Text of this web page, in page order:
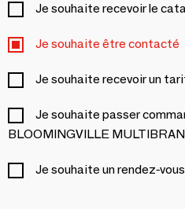
Je souhaite recevoir le
Je souhaite être contacté
Je souhaite recevoir un
Je souhaite passer
BLOOMINGVILLE
Je souhaite un rendez-